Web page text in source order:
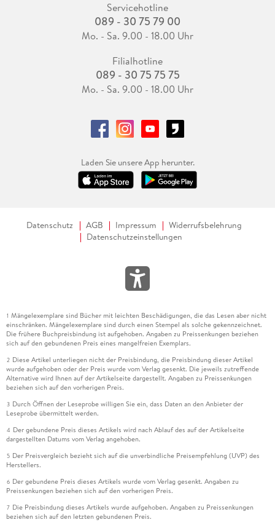
Servicehotline
089 - 30 75 79 00
Mo. - Sa. 9.00 - 18.00 Uhr
Filialhotline
089 - 30 75 75 75
Mo. - Sa. 9.00 - 18.00 Uhr
Laden Sie unsere App herunter.
Datenschutz AGB Impressum
Widerrufsbelehrung
Datenschutzeinstellungen
1 Mängelexemplare sind Bücher mit leichten Beschädigungen, die das Lesen aber nicht
einschränken. Mängelexemplare sind durch einen Stempel als solche gekennzeichnet.
Die frühere Buchpreisbindung ist aufgehoben. Angaben zu Preissenkungen beziehen
sich auf den gebundenen Preis eines mangelfreien Exemplars.
2 Diese Artikel unterliegen nicht der Preisbindung, die Preisbindung dieser Artikel
wurde aufgehoben oder der Preis wurde vom Verlag gesenkt. Die jeweils zutreffende
Alternative wird Ihnen auf der Artikelseite dargestellt. Angaben zu Preissenkungen
beziehen sich auf den vorherigen Preis.
3 Durch Öffnen der Leseprobe willigen Sie ein, dass Daten an den Anbieter der
Leseprobe übermittelt werden.
4 Der gebundene Preis dieses Artikels wird nach Ablauf des auf der Artikelseite
dargestellten Datums vom Verlag angehoben.
5 Der Preisvergleich bezieht sich auf die unverbindliche Preisempfehlung (UVP) des
Herstellers.
6 Der gebundene Preis dieses Artikels wurde vom Verlag gesenkt. Angaben zu
Preissenkungen beziehen sich auf den vorherigen Preis.
7 Die Preisbindung dieses Artikels wurde aufgehoben. Angaben zu Preissenkungen
beziehen sich auf den letzten gebundenen Preis.